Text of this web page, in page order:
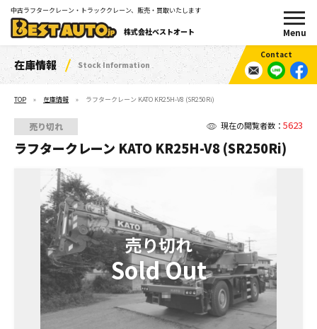
中古ラフタークレーン・トラッククレーン、販売・買取いたします
株式会社ベストオート
在庫情報 Stock Information
TOP 在庫情報 ラフタークレーン KATO KR25H-V8 (SR250Ri)
現在の閲覧者数： 5623
売り切れ
ラフタークレーン KATO KR25H-V8 (SR250Ri)